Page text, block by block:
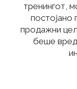
тренингот,
постојано
продажни
беше